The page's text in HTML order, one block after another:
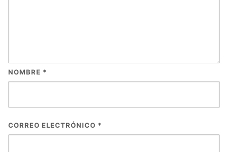
NOMBRE *
CORREO ELECTRÓNICO *